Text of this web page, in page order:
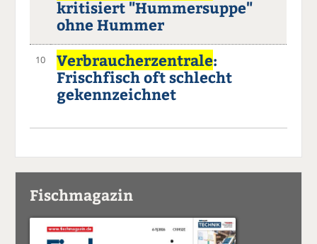
kritisiert "Hummersuppe"
ohne Hummer
10 Verbraucherzentrale:
Frischfisch oft schlecht
gekennzeichnet
Fischmagazin